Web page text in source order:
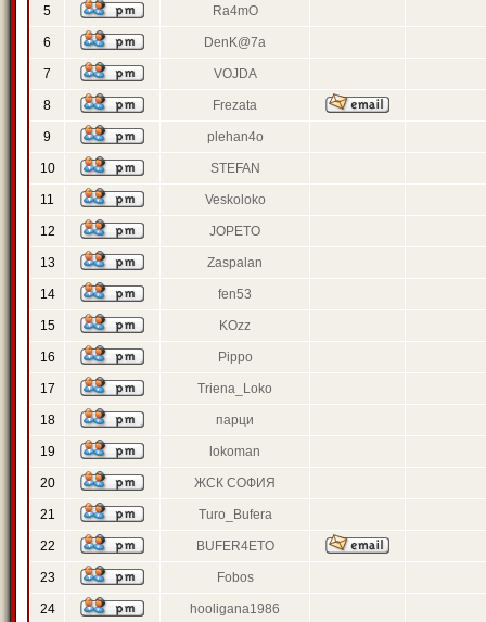
5 Ra4mO
6 DenK@7a
7 VOJDA
8 Frezata
9 plehan4o
10 STEFAN
11 Veskoloko
12 JOPETO
13 Zaspalan
14 fen53
15 KOzz
16 Pippo
17 Triena_Loko
18 парци
19 lokoman
20 ЖСК СОФИЯ
21 Turo_Bufera
22 BUFER4ETO
23 Fobos
24 hooligana1986